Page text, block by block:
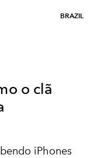
BRAZIL
o clã
iPhones